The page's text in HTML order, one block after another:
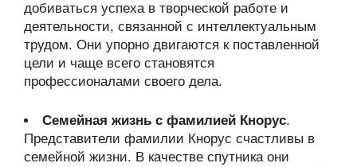
добиваться успеха в творческой работе и
деятельности, связанной с интеллектуальным
трудом. Они упорно двигаются к поставленной
цели и чаще всего становятся
профессионалами своего дела.
Семейная жизнь с фамилией Кнорус.
Представители фамилии Кнорус счастливы в
семейной жизни. В качестве спутника они